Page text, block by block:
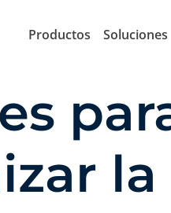
Productos Soluciones
la